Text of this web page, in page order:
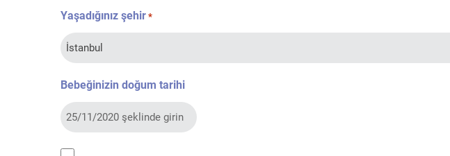
Yaşadığınız şehir *
Bebeğinizin doğum tarihi